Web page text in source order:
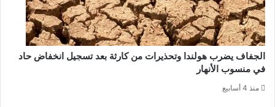
الجفاف يضرب هولندا وتحذيرات من كارثة بعد تسجيل انخفاض حاد
في منسوب الأنهار
منذ 4 أسابيع